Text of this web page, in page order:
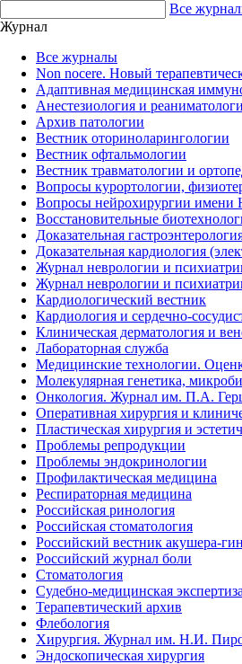
Все
Журнал
Все журналы
Non nocere. Новый
Адаптивная медицинская
Анестезиология и
Архив патологии
Вестник оториноларингологии
Вестник офтальмологии
Вестник травматологии и
Вопросы курортологии,
Вопросы нейрохирургии имени
Восстановительные
Доказательная
Доказательная кардиология
Журнал неврологии и
Журнал неврологии и
Кардиологический вестник
Кардиология и сердечно-
Клиническая дерматология и
Лабораторная служба
Медицинские технологии.
Молекулярная генетика,
Онкология. Журнал им. П.А.
Оперативная хирургия и
Пластическая хирургия и
Проблемы репродукции
Проблемы эндокринологии
Профилактическая медицина
Респираторная медицина
Российская ринология
Российская стоматология
Российский вестник акушера-
Российский журнал боли
Стоматология
Судебно-медицинская экспертиза
Терапевтический архив
Флебология
Хирургия. Журнал им. Н.И.
Эндоскопическая хирургия